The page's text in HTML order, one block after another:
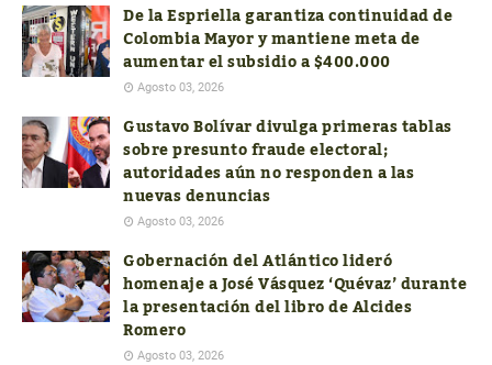
De la Espriella garantiza continuidad de
Colombia Mayor y mantiene meta de
aumentar el subsidio a $400.000
Agosto 03, 2026
Gustavo Bolívar divulga primeras tablas
sobre presunto fraude electoral;
autoridades aún no responden a las
nuevas denuncias
Agosto 03, 2026
Gobernación del Atlántico lideró
homenaje a José Vásquez ‘Quévaz’ durante
la presentación del libro de Alcides
Romero
Agosto 03, 2026